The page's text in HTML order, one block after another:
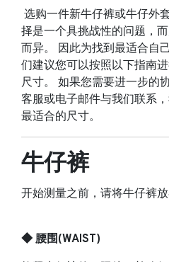
选购一件新牛仔裤或牛仔外
择是一个具挑战性的问题，
而异。 因此为找到最适合自
们建议您可以按照以下指南
尺寸。 如果您需要进一步的
客服或电子邮件与我们联系
最适合的尺寸。
牛仔裤
开始测量之前，请将牛仔裤放
◆ 腰围(WAIST)